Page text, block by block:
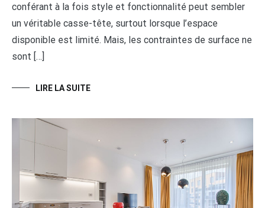
conférant à la fois style et fonctionnalité peut sembler
un véritable casse-tête, surtout lorsque l’espace
disponible est limité. Mais, les contraintes de surface ne
sont […]
LIRE LA SUITE